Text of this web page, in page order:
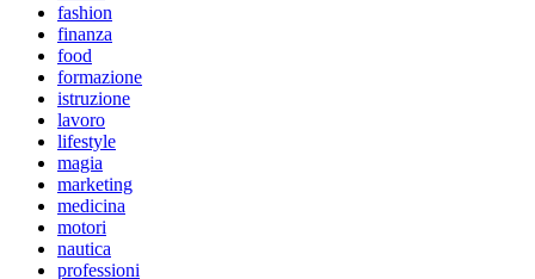
fashion
finanza
food
formazione
istruzione
lavoro
lifestyle
magia
marketing
medicina
motori
nautica
professioni